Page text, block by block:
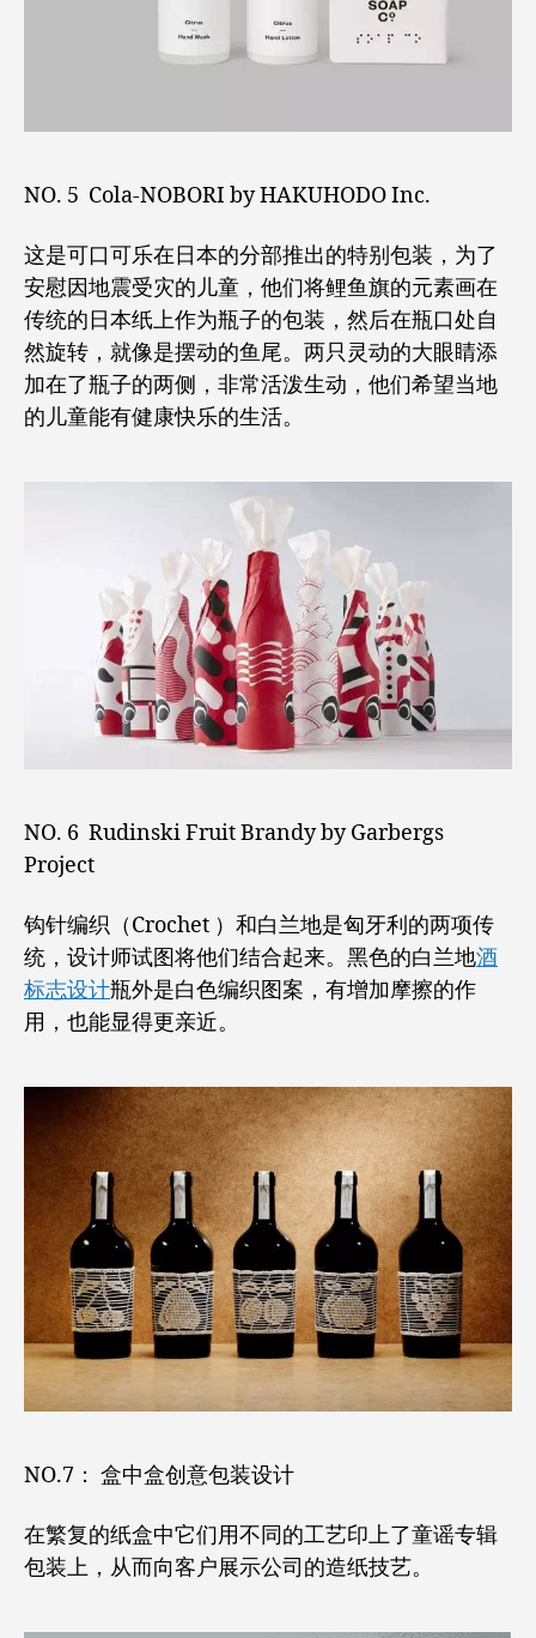
NO. 5 Cola-NOBORI by HAKUHODO Inc.
这是可口可乐在日本的分部推出的特别包装，为了
安慰因地震受灾的儿童，他们将鲤鱼旗的元素画在
传统的日本纸上作为瓶子的包装，然后在瓶口处自
然旋转，就像是摆动的鱼尾。两只灵动的大眼睛添
加在了瓶子的两侧，非常活泼生动，他们希望当地
的儿童能有健康快乐的生活。
NO. 6 Rudinski Fruit Brandy by Garbergs
Project
钩针编织（Crochet ）和白兰地是匈牙利的两项传
统，设计师试图将他们结合起来。黑色的白兰地酒
标志设计瓶外是白色编织图案，有增加摩擦的作
用，也能显得更亲近。
NO.7： 盒中盒创意包装设计
在繁复的纸盒中它们用不同的工艺印上了童谣专辑
包装上，从而向客户展示公司的造纸技艺。